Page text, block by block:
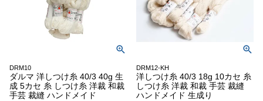
DRM10
ダルマ 洋しつけ糸 40/3 40g 生
成 5カセ 糸 しつけ糸 洋裁 和裁
手芸 裁縫 ハンドメイド
DRM12-KH
洋しつけ糸 40/3 18g 10カセ 糸
しつけ糸 洋裁 和裁 手芸 裁縫
ハンドメイド 生成り